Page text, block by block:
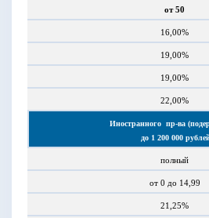
от 50
16,00%
19,00%
19,00%
22,00%
Иностранного пр-ва
до 1 200 000
полный
от 0 до 14,99
21,25%